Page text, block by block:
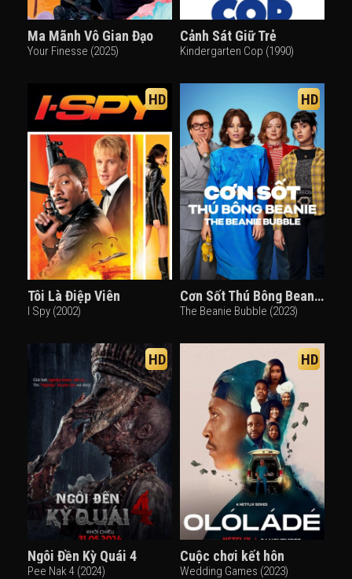
Ma Mãnh Vô Gian Đạo
Your Finesse (2025)
Cảnh Sát Giữ Trẻ
Kindergarten Cop (1990)
HD
Tôi Là Điệp Viên
I Spy (2002)
HD
Cơn Sốt Thú Bông Beanie
The Beanie Bubble (2023)
HD
Ngôi Đền Kỳ Quái 4
Pee Nak 4 (2024)
HD
Cuộc chơi kết hôn
Wedding Games (2023)